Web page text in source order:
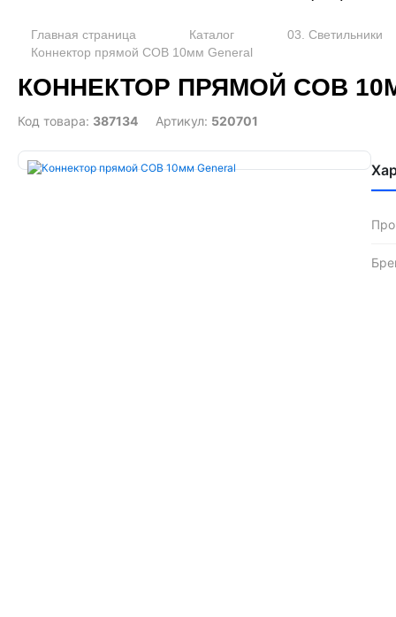
Главная страница Каталог
03. Светильники
Коннектор прямой COB 10мм General
КОННЕКТОР ПРЯМОЙ COB
Код товара: 387134 Артикул: 520701